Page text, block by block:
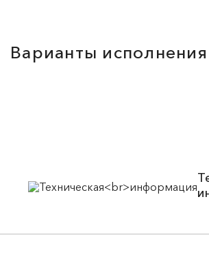
Варианты исполнения